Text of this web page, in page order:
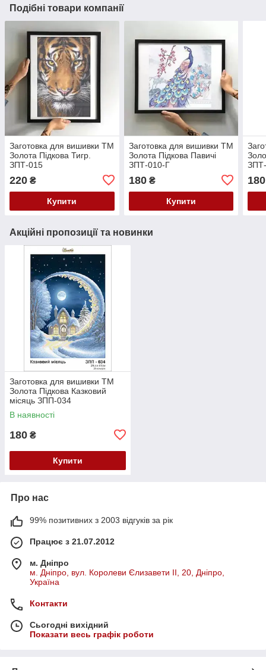
Подібні товари компанії
Заготовка для вишивки ТМ
Золота Підкова Тигр.
ЗПТ-015
220 ₴
Купити
Заготовка для вишивки ТМ
Золота Підкова Павичі
ЗПТ-010-Г
180₴
Купити
180
Акційні пропозиції та новинки
Заготовка для вишивки ТМ
Золота Підкова Казковий
місяць ЗПП-034
В наявності
180 ₴
Купити
Про нас
99% позитивних з 2003 відгуків за рік
Працює з 21.07.2012
м. Дніпро
м. Дніпро, вул. Королеви Єлизавети ІІ, 20, Дніпро,
Україна
Контакти
Сьогодні вихідний
Показати весь графік роботи